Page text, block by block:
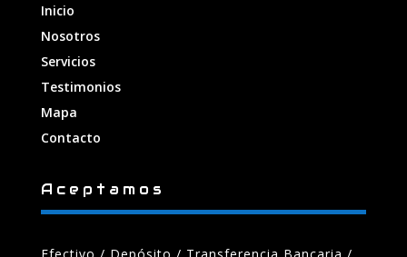
Inicio
Nosotros
Servicios
Testimonios
Mapa
Contacto
Aceptamos
Efectivo / Depósito / Transferencia Bancaria /